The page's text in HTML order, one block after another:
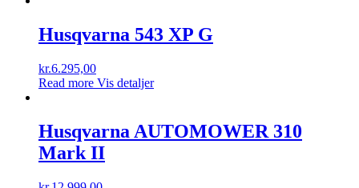
Husqvarna 543 XP G
kr.6.295,00
Read more Vis detaljer
Husqvarna AUTOMOWER 310
Mark II